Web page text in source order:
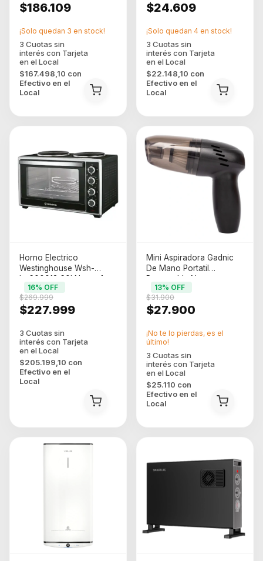
$186.109
$167.498,10 con
Efectivo en el
Local
¡Solo quedan 3 en stock!
$24.609
$22.148,10 con
Efectivo en el
Local
¡Solo quedan 4 en stock!
Horno Electrico
Westinghouse Wsh-
he600013 60l Negro 1
$227.999
$269.999
16% OFF
$205.199,10 con
Efectivo en el
Local
Mini Aspiradora Gadnic
De Mano Portatil
Recargable Negro
$27.900
$31.900
13% OFF
$25.110 con
Efectivo en el
Local
¡No te lo pierdas, es el
último!